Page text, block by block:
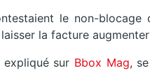
le non-
la facture
expliqué sur Bbox Mag,